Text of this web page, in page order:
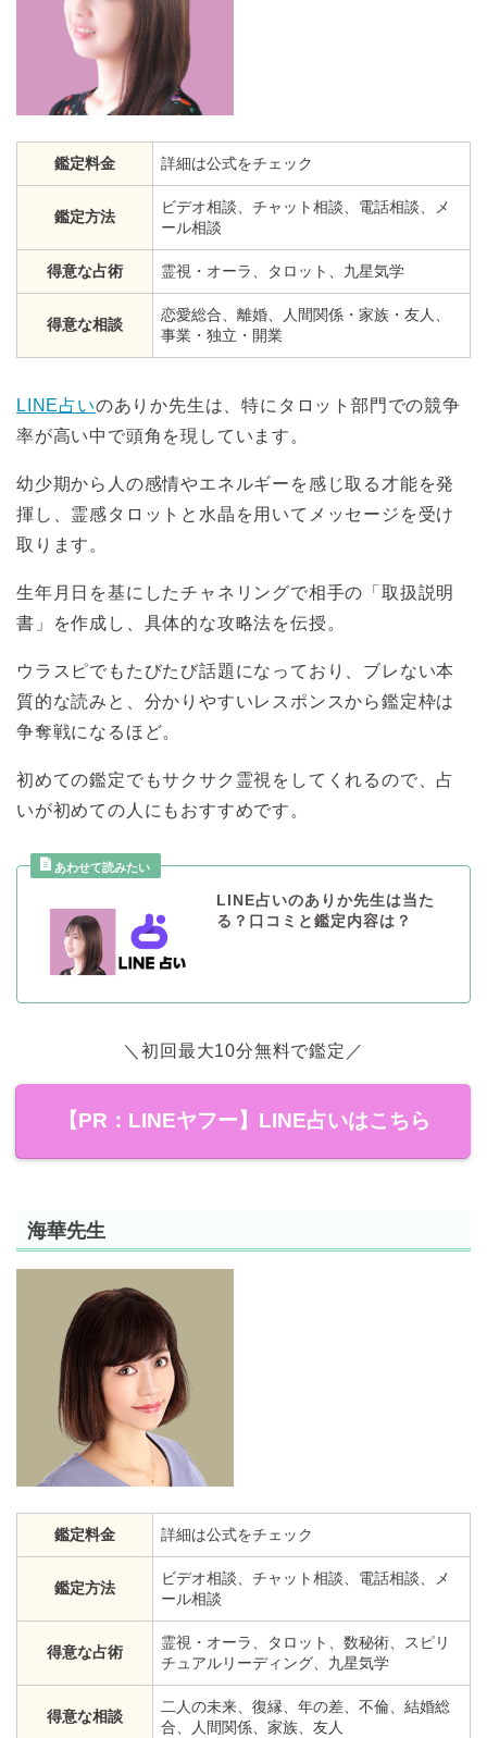
鑑定料金 詳細は公式をチェック
鑑定方法
ビデオ相談、チャット相談、電話相談、メ
ール相談
得意な占術 霊視・オーラ、タロット、九星気学
得意な相談
恋愛総合、離婚、人間関係・家族・友人、
事業・独立・開業
LINE占いのありか先生は、特にタロット部門での競争
率が高い中で頭角を現しています。
幼少期から人の感情やエネルギーを感じ取る才能を発
揮し、霊感タロットと水晶を用いてメッセージを受け
取ります。
生年月日を基にしたチャネリングで相手の「取扱説明
書」を作成し、具体的な攻略法を伝授。
ウラスピでもたびたび話題になっており、ブレない本
質的な読みと、分かりやすいレスポンスから鑑定枠は
争奪戦になるほど。
初めての鑑定でもサクサク霊視をしてくれるので、占
いが初めての人にもおすすめです。
LINE占いのありか先生は当た
る？口コミと鑑定内容は？
＼初回最大10分無料で鑑定／
【PR：LINEヤフー】LINE占いはこちら
海華先生
鑑定料金 詳細は公式をチェック
鑑定方法
ビデオ相談、チャット相談、電話相談、メ
ール相談
得意な占術
霊視・オーラ、タロット、数秘術、スピリ
チュアルリーディング、九星気学
得意な相談
二人の未来、復縁、年の差、不倫、結婚総
合、人間関係、家族、友人